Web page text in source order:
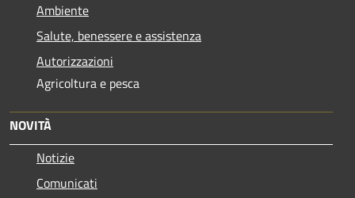
Ambiente
Salute, benessere e assistenza
Autorizzazioni
Agricoltura e pesca
NOVITÀ
Notizie
Comunicati